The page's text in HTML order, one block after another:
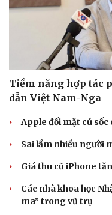
Phòng mạch online
Ăn sạch sống khỏe
Tiềm năng hợp tác
dẫn Việt Nam-Nga
Apple đối mặt cú sốc
Sai lầm nhiều người
Giá thu cũ iPhone
Các nhà khoa học
ma” trong vũ trụ